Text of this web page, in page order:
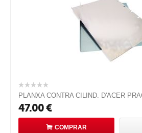
PLANXA CONTRA CILIND. D'ACER
47.00€
COMPRAR